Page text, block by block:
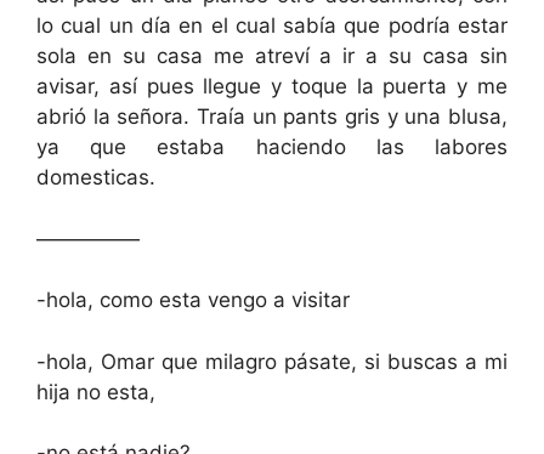
lo cual un día en el cual sabía que podría estar
sola en su casa me atreví a ir a su casa sin
avisar, así pues llegue y toque la puerta y me
abrió la señora. Traía un pants gris y una blusa,
ya que estaba haciendo las labores
domesticas.
—————
-hola, como esta vengo a visitar
-hola, Omar que milagro pásate, si buscas a mi
hija no esta,